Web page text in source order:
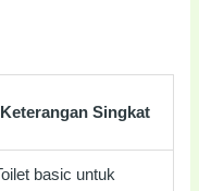
Keterangan Singkat
basic untuk